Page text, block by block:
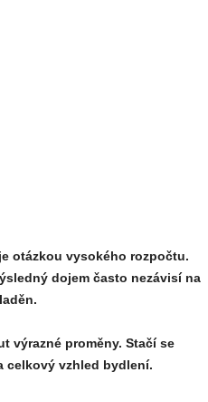
otázkou vysokého rozpočtu.
dojem často nezávisí na
výrazné proměny. Stačí se
celkový vzhled bydlení.